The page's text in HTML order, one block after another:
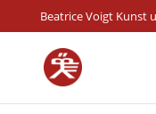
Beatrice Voigt Kunst